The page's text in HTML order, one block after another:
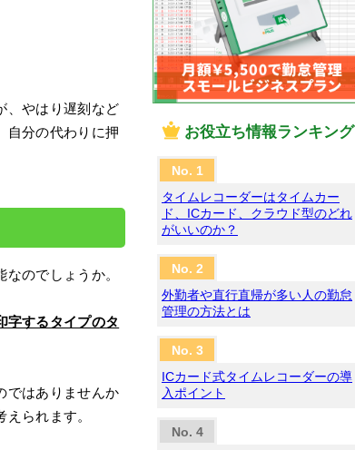
、やはり遅刻など
自分の代わりに押
のでしょうか。
字するタイプのタ
ではありませんか
られます。
お役立ち情報ランキング
タイムレコーダーはタイムカー
ド、ICカード、クラウド型のどれ
がいいのか？
外勤者や直行直帰が多い人の勤怠
管理の方法とは
ICカード式タイムレコーダーの導
入ポイント